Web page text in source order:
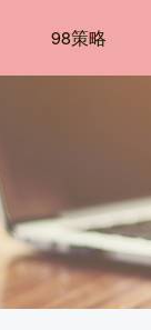
98策略